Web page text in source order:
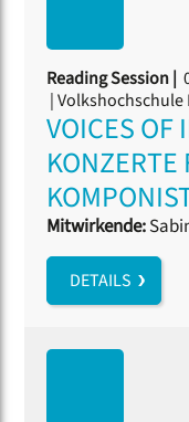
Reading Session |
| Volkshochschule
VOICES OF
KONZERTE
Mitwirkende:
DETAILS